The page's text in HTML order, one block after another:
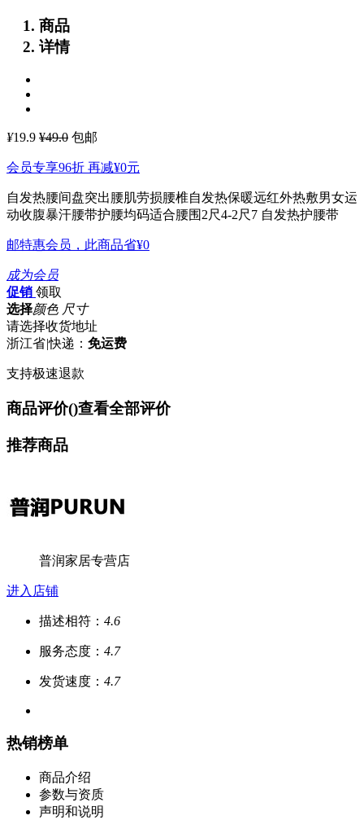
商品
详情
¥19.9 ¥49.0 包邮
会员专享96折 再减¥0元
自发热腰间盘突出腰肌劳损腰椎自发热保暖远红外热敷男女运
动收腹暴汗腰带护腰均码适合腰围2尺4-2尺7 自发热护腰带
邮特惠会员，此商品省¥0
成为会员
促销 领取
选择颜色 尺寸
请选择收货地址
浙江省|快递： 免运费
支持极速退款
商品评价()查看全部评价
推荐商品
普润家居专营店
进入店铺
描述相符： 4.6
服务态度： 4.7
发货速度： 4.7
热销榜单
商品介绍
参数与资质
声明和说明